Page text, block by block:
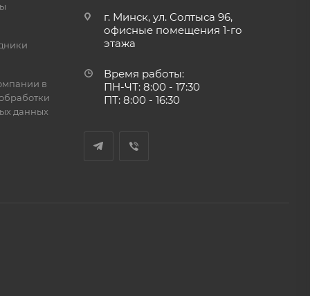
в
данных
г. Минск, ул. Солтыса 96,
офисные помещения 1-го
этажа
Время работы:
ПН-ЧТ: 8:00 - 17:30
ПТ: 8:00 - 16:30